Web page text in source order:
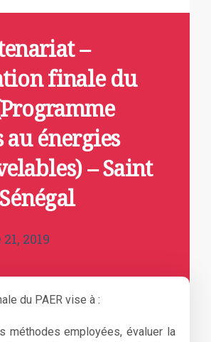
–
finale du
au énergies
– Saint
2019
du PAER vise à :
méthodes employées, évaluer la